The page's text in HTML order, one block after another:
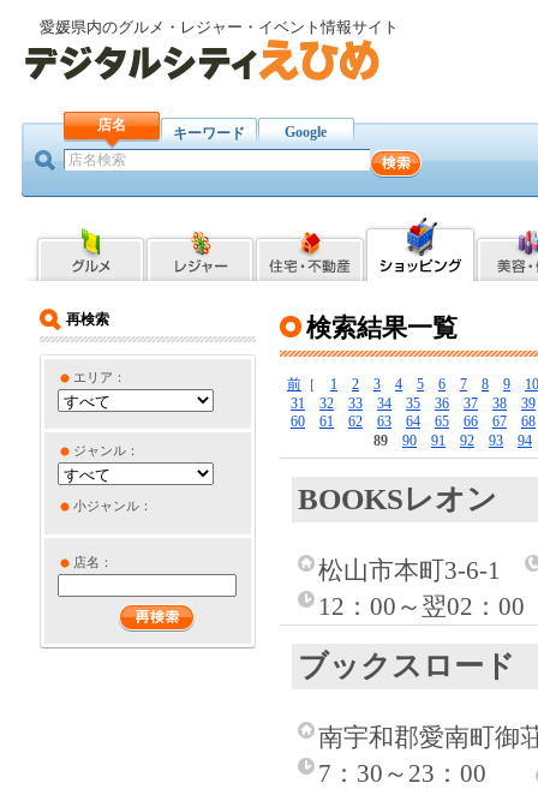
愛媛県内のグルメ・レジャー・イベント情報サイト
店名 キーワード Google
再検索
エリア：
ジャンル：
小ジャンル：
店名：
検索結果一覧
前 ［ 1 2 3 4 5 6 7 8 9
10
31
32 33 34 35 36 37 38
39
60
61 62 63 64 65 66 67
68
89
90 91 92 93 94
BOOKSレオン
松山市本町3-6-1
12：00～翌02：
ブックスロード
南宇和郡愛南町御
7：30～23：00